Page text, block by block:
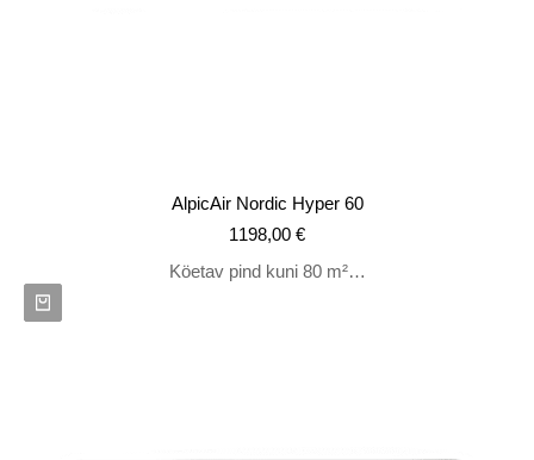
AlpicAir Nordic Hyper 60
1198,00 €
Köetav pind kuni 80 m²…